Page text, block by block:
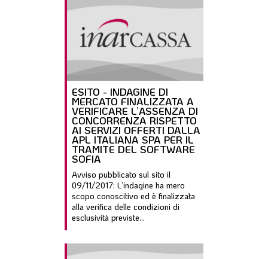
ESITO - INDAGINE DI
MERCATO FINALIZZATA A
VERIFICARE L’ASSENZA DI
CONCORRENZA RISPETTO
AI SERVIZI OFFERTI DALLA
APL ITALIANA SPA PER IL
TRAMITE DEL SOFTWARE
SOFIA
Avviso pubblicato sul sito il
09/11/2017: L’indagine ha mero
scopo conoscitivo ed è finalizzata
alla verifica delle condizioni di
esclusività previste...